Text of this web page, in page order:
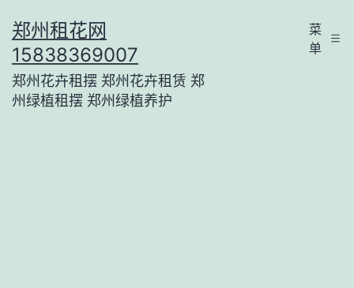
至
内
容
郑州租花网
15838369007
郑州花卉租摆 郑州花卉租赁 郑
州绿植租摆 郑州绿植养护
菜
单